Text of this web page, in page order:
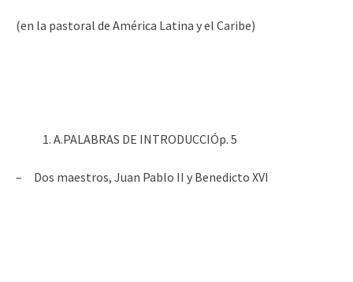
(en la pastoral de América Latina y el Caribe)
A.PALABRAS DE INTRODUCCIÓp. 5
– Dos maestros, Juan Pablo II y Benedicto XVI